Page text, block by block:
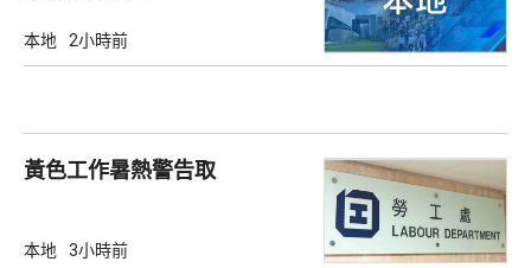
本地 2小時前
黃色工作暑熱警告取
本地 3小時前